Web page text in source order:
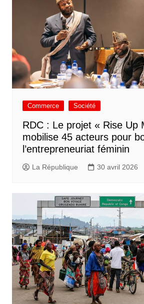
Commerce Société
RDC : Le projet « Rise Up
mobilise 45 acteurs pour
l’entrepreneuriat féminin
La République 30 avril 2026